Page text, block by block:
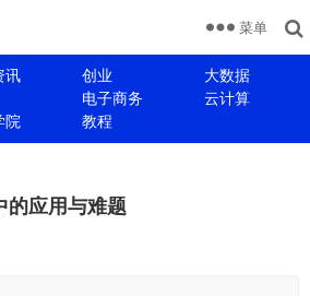
讯 创业
大数据
电子商务
云计算
院 教程
菜单
的应用与难题